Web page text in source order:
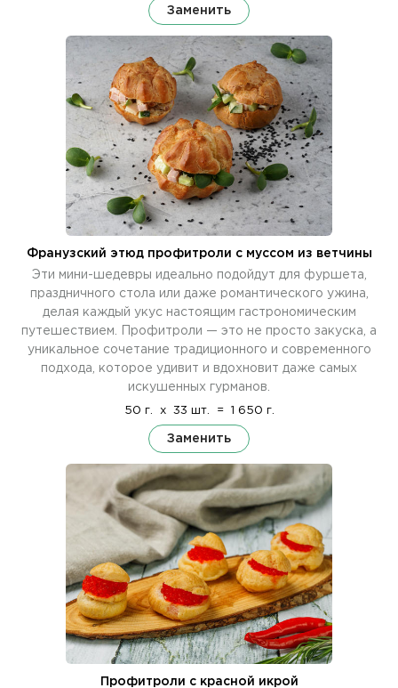
Заменить
Франузский этюд профитроли с муссом из ветчины
Эти мини-шедевры идеально подойдут для фуршета,
праздничного стола или даже романтического ужина,
делая каждый укус настоящим гастрономическим
путешествием. Профитроли — это не просто закуска, а
уникальное сочетание традиционного и современного
подхода, которое удивит и вдохновит даже самых
искушенных гурманов.
50 г. x 33 шт. = 1 650 г.
Заменить
Профитроли с красной икрой